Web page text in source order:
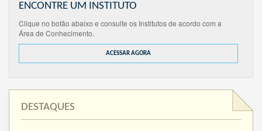
ENCONTRE UM INSTITUTO
Clique no botão abaixo e consulte os Institutos de acordo com a
Área de Conhecimento.
ACESSAR AGORA
DESTAQUES